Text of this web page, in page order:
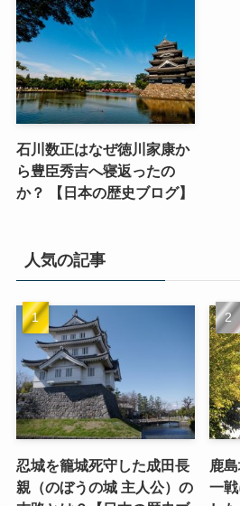
石川数正はなぜ徳川家康か
ら豊臣秀吉へ寝返ったの
か？ 【日本の歴史ブログ】
人気の記事
忍城を籠城死守した成田長
親（のぼうの城 主人公）の
鹿
一